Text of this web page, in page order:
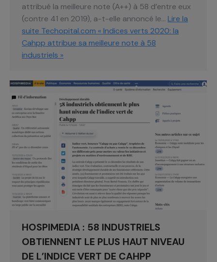
attribué la meilleure note (A++) à 58 d’entre eux
(contre 41 en 2019), a-t-elle annoncé le… Lire la
suite Techopital.com « Indices verts 2020: la
Cahpp attribue sa meilleure note à 58
industriels »
HOSPIMEDIA : 58 INDUSTRIELS
OBTIENNENT LE PLUS HAUT NIVEAU
DE L’INDICE VERT DE CAHPP